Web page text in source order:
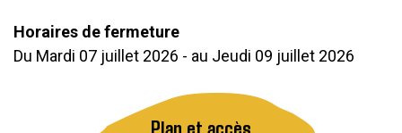
Horaires de fermeture
Mardi 07 juillet 2026 - Jeudi 09 juillet 2026
Plan et accès